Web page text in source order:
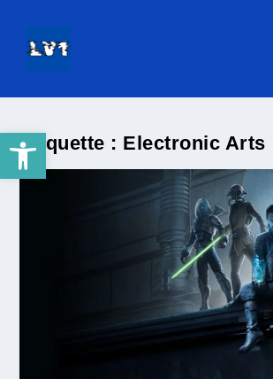
Ouvrir la barre d’outilsÉtiquette : Electronic Arts